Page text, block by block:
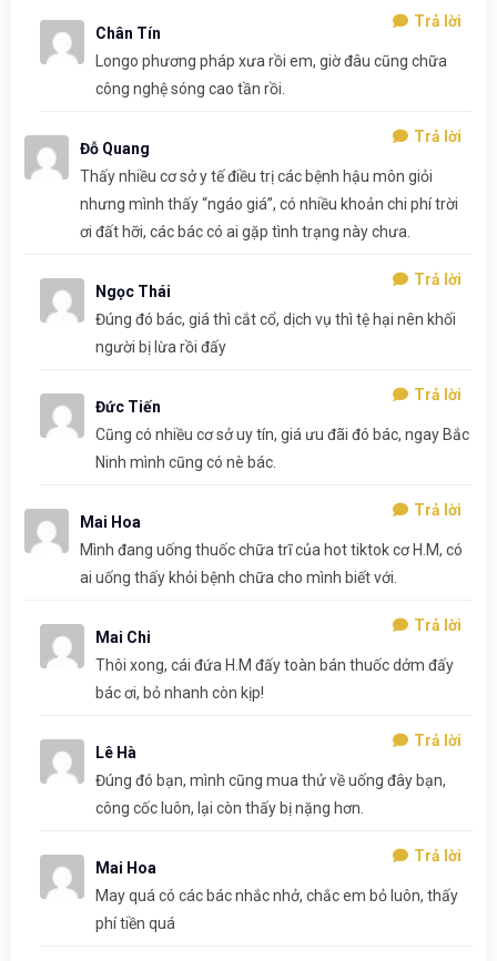
Chân Tín
Trả lời
Longo phương pháp xưa rồi em, giờ đâu cũng chữa
công nghệ sóng cao tần rồi.
Đỗ Quang
Trả lời
Thấy nhiều cơ sở y tế điều trị các bệnh hậu môn giỏi
nhưng mình thấy “ngáo giá”, có nhiều khoản chi phí trời
ơi đất hỡi, các bác có ai gặp tình trạng này chưa.
Ngọc Thái
Trả lời
Đúng đó bác, giá thì cắt cổ, dịch vụ thì tệ hại nên khối
người bị lừa rồi đấy
Đức Tiến
Trả lời
Cũng có nhiều cơ sở uy tín, giá ưu đãi đó bác, ngay Bắc
Ninh mình cũng có nè bác.
Mai Hoa
Trả lời
Mình đang uống thuốc chữa trĩ của hot tiktok cơ H.M, có
ai uống thấy khỏi bệnh chữa cho mình biết với.
Mai Chi
Trả lời
Thôi xong, cái đứa H.M đấy toàn bán thuốc dởm đấy
bác ơi, bỏ nhanh còn kịp!
Lê Hà
Trả lời
Đúng đó bạn, mình cũng mua thử về uống đây bạn,
công cốc luôn, lại còn thấy bị nặng hơn.
Mai Hoa
Trả lời
May quá có các bác nhắc nhở, chắc em bỏ luôn, thấy
phí tiền quá